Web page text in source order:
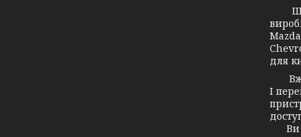
для
Вже
І
Ви